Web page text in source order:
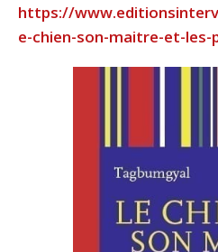
https://
e-chien-son-maitre-et-